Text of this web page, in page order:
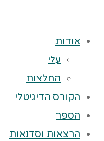
אודות
עלי
המלצות
הקורס הדיגיטלי
הספר
הרצאות וסדנאות